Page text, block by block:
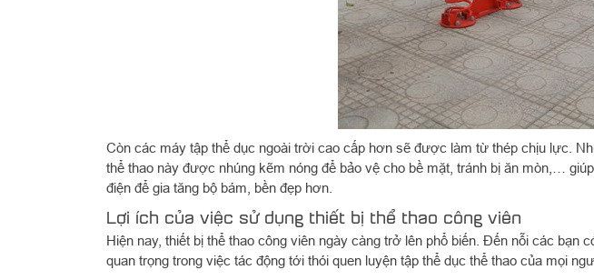
Còn các máy tập thể dục ngoài trời cao cấp hơn sẽ được làm từ thép chịu lực.
thể thao này được nhúng kẽm nóng để bảo vệ cho bề mặt, tránh bị ăn mòn,…
điện để gia tăng bộ bám, bền đẹp hơn.
Lợi ích của việc sử dụng thiết bị thể thao công viên
Hiện nay, thiết bị thể thao công viên ngày càng trở lên phổ biến. Đến nỗi các
quan trọng trong việc tác động tới thói quen luyện tập thể dục thể thao của mọi